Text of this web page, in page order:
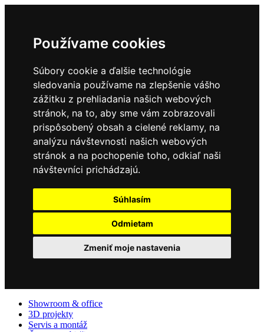
Používame cookies
Súbory cookie a ďalšie technológie
sledovania používame na zlepšenie vášho
zážitku z prehliadania našich webových
stránok, na to, aby sme vám zobrazovali
prispôsobený obsah a cielené reklamy, na
analýzu návštevnosti našich webových
stránok a na pochopenie toho, odkiaľ naši
návštevníci prichádzajú.
Súhlasím
Odmietam
Zmeniť moje nastavenia
Showroom & office
3D projekty
Servis a montáž